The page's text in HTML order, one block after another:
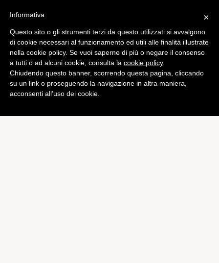
Consigli ed Esercizi
Suspension ride: il gusto di
allenarsi stando appesi
di Alessandro Moretti
×
Informativa
Questo sito o gli strumenti terzi da questo utilizzati si avvalgono
di cookie necessari al funzionamento ed utili alle finalità illustrate
nella cookie policy. Se vuoi saperne di più o negare il consenso
a tutti o ad alcuni cookie, consulta la cookie policy.
Chiudendo questo banner, scorrendo questa pagina, cliccando
su un link o proseguendo la navigazione in altra maniera,
acconsenti all’uso dei cookie.